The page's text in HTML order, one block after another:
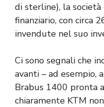
di sterline), la
finanziario, con circa
invendute nel suo
Ci sono segnali che
avanti – ad esempio,
Brabus 1400 pronta
chiaramente KTM